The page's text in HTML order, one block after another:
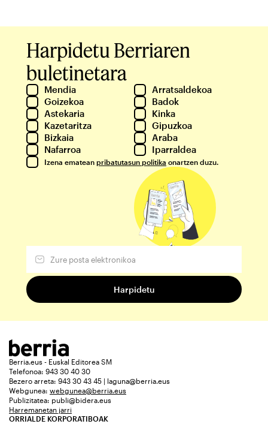
Harpidetu Berriaren
buletinetara
Mendia
Arratsaldekoa
Goizekoa
Badok
Astekaria
Kinka
Kazetaritza
Gipuzkoa
Bizkaia
Araba
Nafarroa
Iparraldea
Izena ematean pribatutasun politika onartzen duzu.
Berria.eus - Euskal Editorea SM
Telefonoa: 943 30 40 30
Bezero arreta: 943 30 43 45 | laguna@berria.eus
Webgunea: webgunea@berria.eus
Publizitatea: publi@bidera.eus
Harremanetan jarri
ORRIALDE KORPORATIBOAK